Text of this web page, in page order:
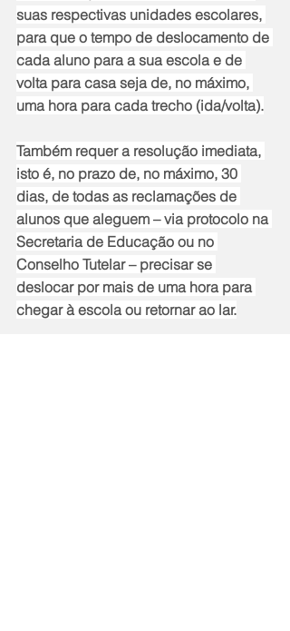
suas respectivas unidades escolares,
para que o tempo de deslocamento de
cada aluno para a sua escola e de
volta para casa seja de, no máximo,
uma hora para cada trecho (ida/volta).
Também requer a resolução imediata,
isto é, no prazo de, no máximo, 30
dias, de todas as reclamações de
alunos que aleguem – via protocolo na
Secretaria de Educação ou no
Conselho Tutelar – precisar se
deslocar por mais de uma hora para
chegar à escola ou retornar ao lar.